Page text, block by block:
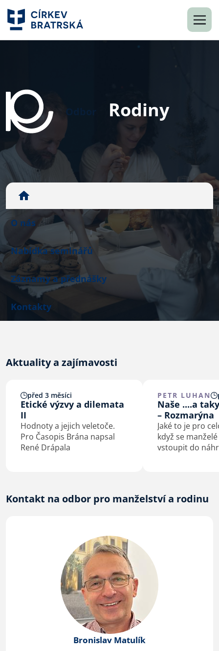
Odbor Rodiny
O nás
Nabídka seminářů
Záznamy a přednášky
Kontakty
Aktuality a zajímavosti
před 3 měsíci
Etické výzvy a dilemata
II
Hodnoty a jejich veletoče.
Pro Časopis Brána napsal
René Drápala
PETR LUHAN
Naše ....a
– Rozmarýna
Jaké to je pro
když se
vstoupit do
dětem, se
Kontakt na odbor pro manželství a rodinu
Bronislav Matulík